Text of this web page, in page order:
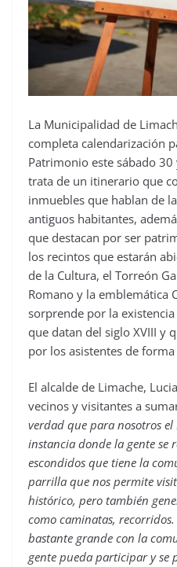
La Municipalidad de
completa calendarización
Patrimonio este sábado
trata de un itinerario que
inmuebles que hablan de
antiguos habitantes,
que destacan por ser
los recintos que estarán
de la Cultura, el Torreón
Romano y la emblemática
sorprende por la
que datan del siglo XVIII y
por los asistentes de
El alcalde de Limache,
vecinos y visitantes a
verdad que para nosotros
instancia donde la gente se
escondidos que tiene la
parrilla que nos permite
histórico, pero también
como caminatas,
bastante grande con la
gente pueda participar y se